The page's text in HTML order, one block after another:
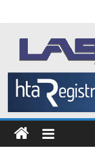
to
content
Laboratoria
Aparatura
Badania